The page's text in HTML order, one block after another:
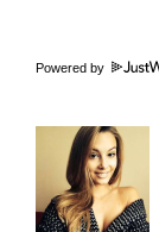
Powered by